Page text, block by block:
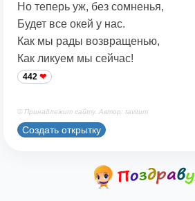
Но теперь уж, без сомненья,
Будет все окей у нас.
Как мы рады возвращенью,
Как ликуем мы сейчас!
442
© Принадлежит сайту. Автор: tavitum
Создать открытку